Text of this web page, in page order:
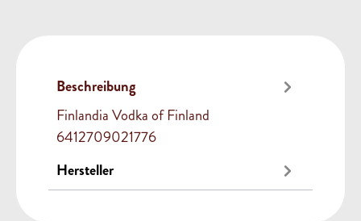
Beschreibung
Finlandia Vodka of Finland
6412709021776
Hersteller